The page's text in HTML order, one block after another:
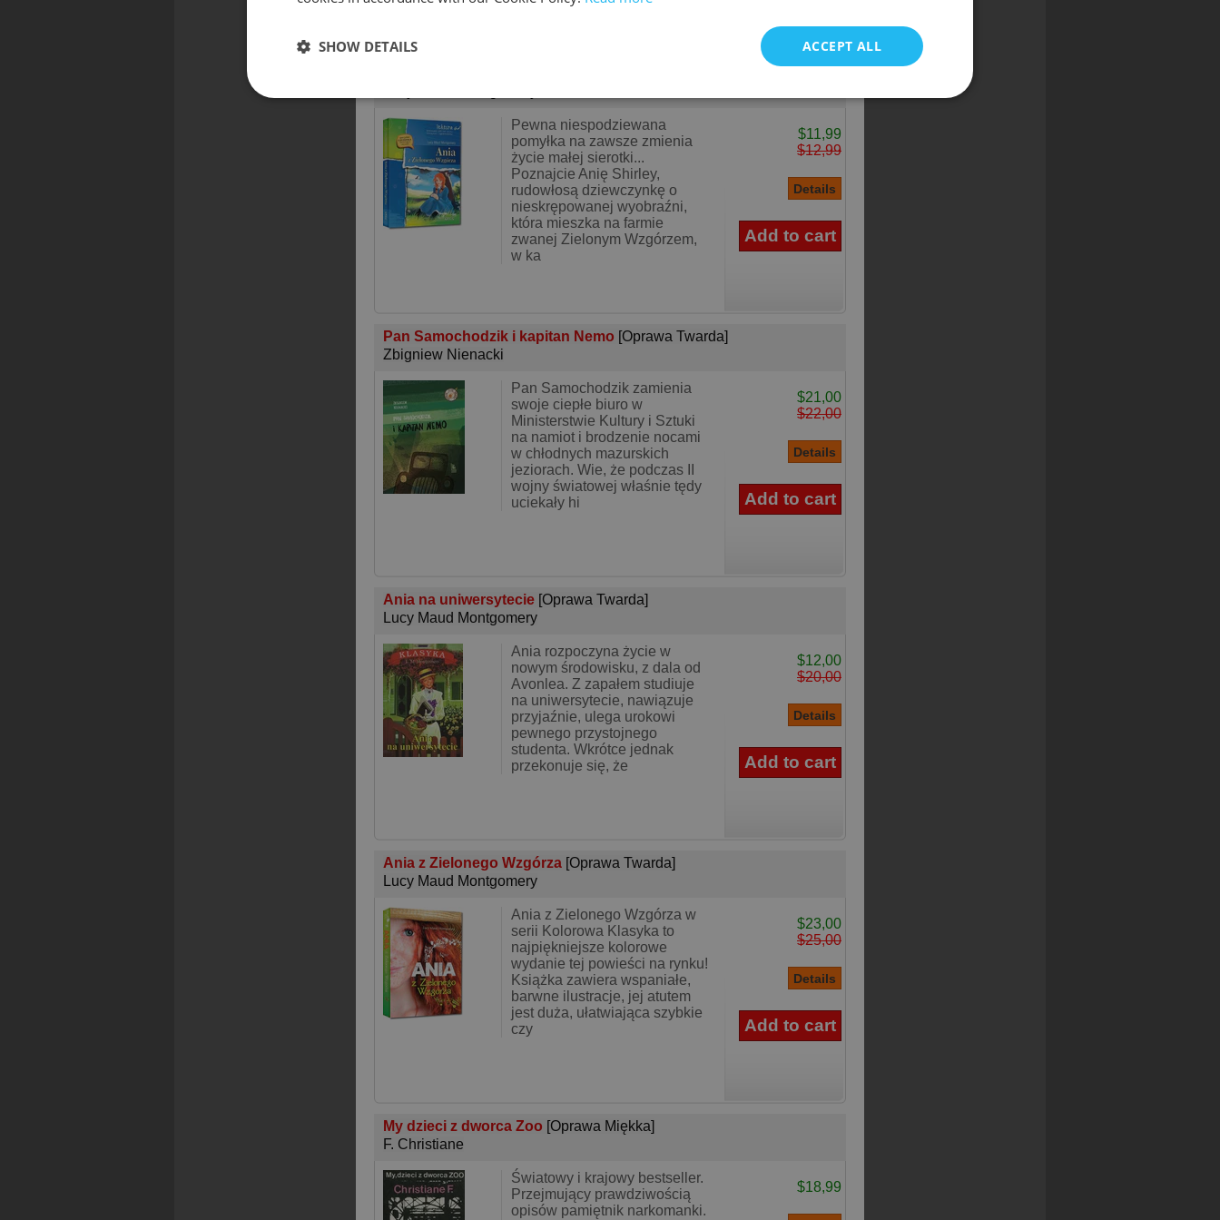
Pewna niespodziewana
pomyłka na zawsze zmienia
życie małej sierotki...
Poznajcie Anię Shirley,
rudowłosą dziewczynkę o
nieskrępowanej wyobraźni,
która mieszka na farmie
zwanej Zielonym Wzgórzem,
w ka
$11,99
$12,99
Pan Samochodzik i kapitan Nemo [Oprawa Twarda]
Zbigniew Nienacki
Pan Samochodzik zamienia
swoje ciepłe biuro w
Ministerstwie Kultury i Sztuki
na namiot i brodzenie nocami
w chłodnych mazurskich
jeziorach. Wie, że podczas II
wojny światowej właśnie tędy
uciekały hi
$21,00
$22,00
Ania na uniwersytecie [Oprawa Twarda]
Lucy Maud Montgomery
Ania rozpoczyna życie w
nowym środowisku, z dala od
Avonlea. Z zapałem studiuje
na uniwersytecie, nawiązuje
przyjaźnie, ulega urokowi
pewnego przystojnego
studenta. Wkrótce jednak
przekonuje się, że
$12,00
$20,00
Ania z Zielonego Wzgórza [Oprawa Twarda]
Lucy Maud Montgomery
Ania z Zielonego Wzgórza w
serii Kolorowa Klasyka to
najpiękniejsze kolorowe
wydanie tej powieści na rynku!
Książka zawiera wspaniałe,
barwne ilustracje, jej atutem
jest duża, ułatwiająca szybkie
czy
$23,00
$25,00
My dzieci z dworca Zoo [Oprawa Miękka]
F. Christiane
Światowy i krajowy bestseller.
Przejmujący prawdziwością
opisów pamiętnik narkomanki.
$18,99
ACCEPT ALL
SHOW DETAILS